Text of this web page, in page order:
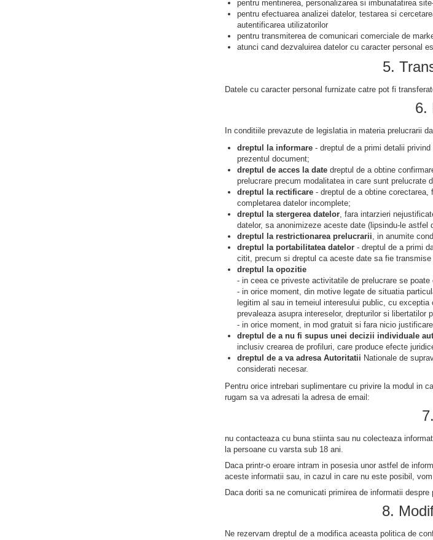
pentru mentinerea, personalizarea si imbunatatirea
pentru efectuarea analizei datelor, testarea si
autentificarea utilizatorilor
pentru transmiterea de comunicari comerciale de
atunci cand dezvaluirea datelor cu caracter personal
5.
Datele cu caracter personal furnizate catre pot fi
6.
In conditiile prevazute de legislatia in materia prelucrarii
dreptul la informare - dreptul de a primi detalii
prezentul document;
dreptul de acces la date dreptul de a obtine
prelucrare precum modalitatea in care sunt
dreptul la rectificare - dreptul de a obtine
completarea datelor incomplete;
dreptul la stergerea datelor, fara intarzieri
datelor, sa anonimizeze aceste date (lipsindu-le
dreptul la restrictionarea prelucrarii, in anumite
dreptul la portabilitatea datelor - dreptul de a primi
citit, precum si dreptul ca aceste date sa fie
dreptul la opozitie
- in ceea ce priveste activitatile de prelucrare se
- in orice moment, din motive legate de situatia
legitim al sau in temeiul interesului public, cu
prevaleaza asupra intereselor, drepturilor si
- in orice moment, in mod gratuit si fara nicio
dreptul de a nu fi supus unei decizii individuale
inclusiv crearea de profiluri, care produce efecte
dreptul de a va adresa Autoritatii Nationale de
considerati necesar.
Pentru orice intrebari suplimentare cu privire la modul in
rugam sa va adresati la adresa de email:
nu contacteaza cu buna stiinta sau nu colecteaza
la persoane cu varsta sub 18 ani.
Daca printr-o eroare intram in posesia unor astfel de
aceste informatii sau, in cazul in care nu este posibil,
Daca doriti sa ne comunicati primirea de informatii
8.
Ne rezervam dreptul de a modifica aceasta politica de